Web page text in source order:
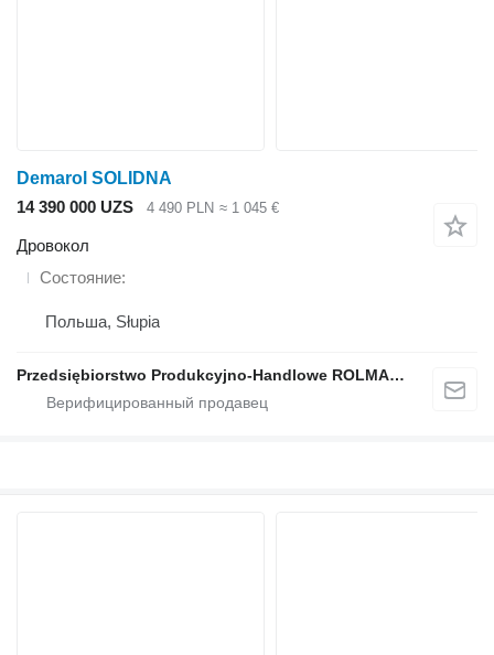
Demarol SOLIDNA
14 390 000 UZS
4 490 PLN ≈ 1 045 €
Дровокол
Состояние
Польша, Słupia
Przedsiębiorstwo Produkcyjno-Handlowe ROLMAPOL Marcin Dziekan